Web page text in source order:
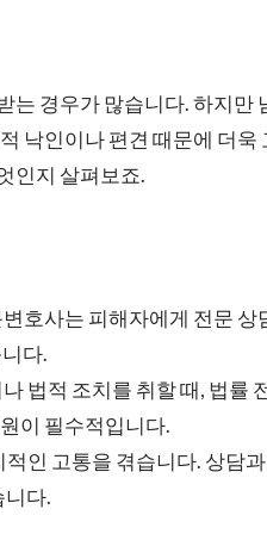
는 경우가 많습니다. 하지만
낙인이나 편견 때문에 더
인지 살펴보죠.
호사는 피해자에게 전문
다.
법적 조치를 취할 때, 법률
이 필수적입니다.
인 고통을 겪습니다. 상담
니다.